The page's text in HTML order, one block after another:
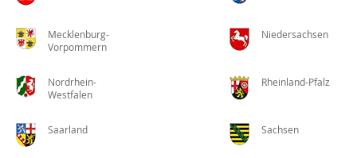
Mecklenburg-
Vorpommern
Niedersachsen
Nordrhein-
Westfalen
Rheinland-Pfalz
Saarland Sachsen